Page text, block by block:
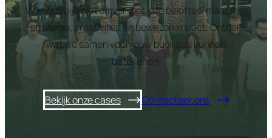
We blazen je niet omver met loze beloftes, maar met
strategie, creativiteit en bewezen impact. Ontdek
wat we samen voor jouw business kunnen
betekenen.
Bekijk onze cases Contacteer ons